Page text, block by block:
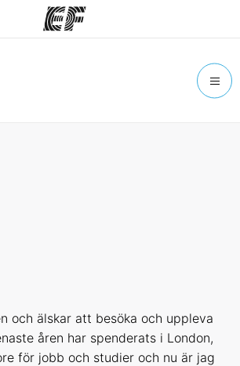
och älskar att besöka och uppleva
åren har spenderats i London,
för jobb och studier och nu är jag